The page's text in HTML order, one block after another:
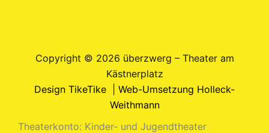
Copyright © 2026 überzwerg – Theater am
Kästnerplatz
Design TikeTike
Web-Umsetzung Holleck-
Weithmann
Theaterkonto: Kinder- und Jugendtheater